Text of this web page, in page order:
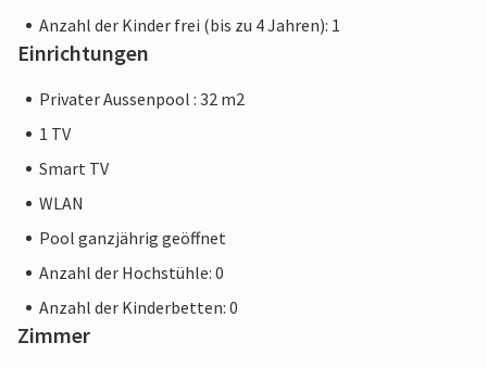
Anzahl der Kinder frei (bis zu 4 Jahren): 1
Einrichtungen
Privater Aussenpool : 32 m2
1 TV
Smart TV
WLAN
Pool ganzjährig geöffnet
Anzahl der Hochstühle: 0
Anzahl der Kinderbetten: 0
Zimmer